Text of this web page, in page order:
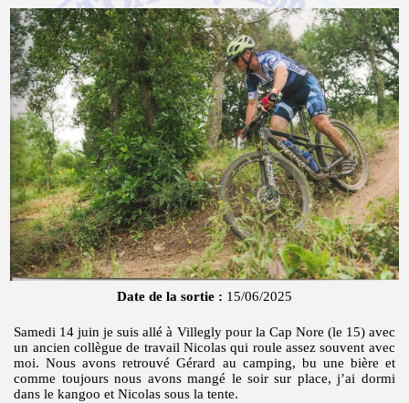
Date de la sortie : 15/06/2025
Samedi 14 juin je suis allé à Villegly pour la Cap Nore (le 15) avec
un ancien collègue de travail Nicolas qui roule assez souvent avec
moi. Nous avons retrouvé Gérard au camping, bu une bière et
comme toujours nous avons mangé le soir sur place, j’ai dormi
dans le kangoo et Nicolas sous la tente.